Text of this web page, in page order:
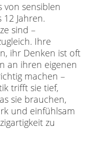
von sensiblen
Jahren.
sind –
Ihre
ihr Denken ist oft
an ihren eigenen
machen –
trifft sie tief,
sie brauchen,
und einfühlsam
zu